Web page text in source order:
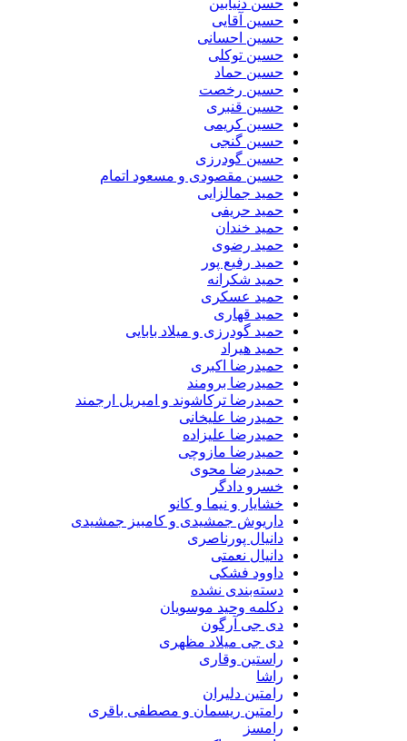
حسن دنیابین
حسین آقایی
حسین احسانی
حسین توکلی
حسین حماد
حسین رخصت
حسین قنبری
حسین کریمی
حسین گنجی
حسین گودرزی
حسین مقصودی و مسعود اتمام
حمید جمالزایی
حمید حریفی
حمید خندان
حمید رضوی
حمید رفیع پور
حمید شکرانه
حمید عسکری
حمید قهاری
حمید گودرزی و میلاد بابایی
حمید هیراد
حمیدرضا اکبری
حمیدرضا برومند
حمیدرضا ترکاشوند و امیریل ارجمند
حمیدرضا علیخانی
حمیدرضا علیزاده
حمیدرضا مازوچی
حمیدرضا محوی
خسرو دادگر
خشایار و نیما و کانو
داریوش جمشیدی و کامبیز جمشیدی
دانیال پورناصری
دانیال نعمتی
داوود فشکی
دسته‌بندی نشده
دکلمه وحید موسویان
دی جی آرگون
دی جی میلاد مظهری
راستین وقاری
راشا
رامتین دلیران
رامتین ریسمان و مصطفی باقری
رامسز